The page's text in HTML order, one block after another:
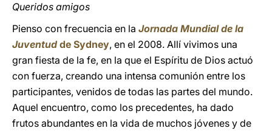
Queridos amigos
Pienso con frecuencia en la Jornada Mundial de la
Juventudde Sydney, en el 2008. Allí vivimos una
gran fiesta de la fe, en la que el Espíritu de Dios actuó
con fuerza, creando una intensa comunión entre los
participantes, venidos de todas las partes del mundo.
Aquel encuentro, como los precedentes, ha dado
frutos abundantes en la vida de muchos jóvenes y de